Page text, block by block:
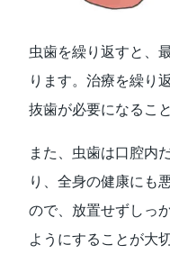
虫歯を繰り返すと、
ります。治療を繰り
抜歯が必要になるこ
また、虫歯は口腔内
り、全身の健康にも
ので、放置せずしっ
ようにすることが大